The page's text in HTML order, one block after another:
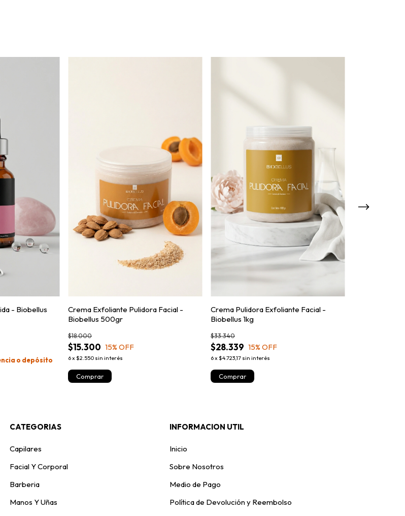
- Biobellus
o depósito
Crema Exfoliante Pulidora Facial -
Biobellus 500gr
$15.300
$18.000
15% OFF
6x $2.550 sin interés
Crema Pulidora Exfoliante Facial -
Biobellus 1kg
$28.339
$33.340
15% OFF
6x $4.723,17 sin interés
CATEGORIAS
Capilares
Facial Y Corporal
Barberia
Manos Y Uñas
INFORMACION UTIL
Inicio
Sobre Nosotros
Medio de Pago
Política de Devolución y Reembolso